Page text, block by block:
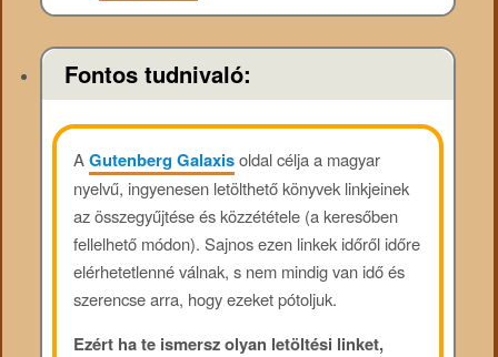
Fontos tudnivaló:
AGutenberg Galaxisoldal célja a magyar
nyelvű, ingyenesen letölthető könyvek linkjeinek
az összegyűjtése és közzététele (a keresőben
fellelhető módon). Sajnos ezen linkek időről időre
elérhetetlenné válnak, s nem mindig van idő és
szerencse arra, hogy ezeket pótoljuk.
Ezért ha te ismersz olyan letöltési linket,